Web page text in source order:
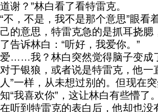
道谢？”林白看了看特雷克。
“不，不是，我不是那个意思”眼看
己的意思，特雷克急的是抓耳挠腮
了告诉林白：“听好，我爱你。”
爱……我？林白突然觉得脑子变成
对于银狼，或者说是特雷克，他一
人”一样，从未想过别的。但现在
知“我喜欢你”，这让林白有些懵了
在听到特雷克的表白后，他却也没